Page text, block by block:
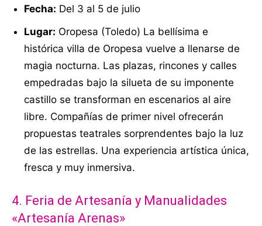
Fecha: Del 3 al 5 de julio
Lugar: Oropesa (Toledo) La bellísima e
histórica villa de Oropesa vuelve a llenarse de
magia nocturna. Las plazas, rincones y calles
empedradas bajo la silueta de su imponente
castillo se transforman en escenarios al aire
libre. Compañías de primer nivel ofrecerán
propuestas teatrales sorprendentes bajo la luz
de las estrellas. Una experiencia artística única,
fresca y muy inmersiva.
4. Feria de Artesanía y Manualidades
«Artesanía Arenas»